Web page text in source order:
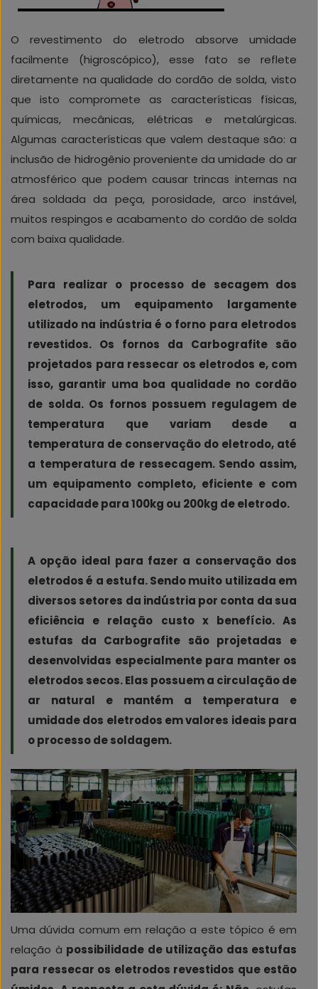
O revestimento do eletrodo absorve umidade
facilmente (higroscópico), esse fato se reflete
diretamente na qualidade do cordão de solda, visto
que isto compromete as características físicas,
químicas, mecânicas, elétricas e metalúrgicas.
Algumas características que valem destaque são: a
inclusão de hidrogênio proveniente da umidade do ar
atmosférico que podem causar trincas internas na
área soldada da peça, porosidade, arco instável,
muitos respingos e acabamento do cordão de solda
com baixa qualidade.
Para realizar o processo de secagem dos
eletrodos, um equipamento largamente
utilizado na indústria é o forno para eletrodos
revestidos. Os fornos da Carbografite são
projetados para ressecar os eletrodos e, com
isso, garantir uma boa qualidade no cordão
de solda. Os fornos possuem regulagem de
temperatura que variam desde a
temperatura de conservação do eletrodo, até
a temperatura de ressecagem. Sendo assim,
um equipamento completo, eficiente e com
capacidade para 100kg ou 200kg de eletrodo.
A opção ideal para fazer a conservação dos
eletrodos é a estufa. Sendo muito utilizada em
diversos setores da indústria por conta da sua
eficiência e relação custo x benefício. As
estufas da Carbografite são projetadas e
desenvolvidas especialmente para manter os
eletrodos secos. Elas possuem a circulação de
ar natural e mantém a temperatura e
umidade dos eletrodos em valores ideais para
o processo de soldagem.
Uma dúvida comum em relação a este tópico é em
relação à possibilidade de utilização das estufas
para ressecar os eletrodos revestidos que estão